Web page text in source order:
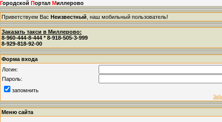
Городской Портал Миллерово
Приветствуем Вас Неизвестный , наш мобильный пользователь!
Заказать такси в Миллерово:
8-960-444-8-444 * 8-918-505-3-999
8-929-818-92-00
Форма входа
Логин:
Пароль:
запомнить
Меню сайта